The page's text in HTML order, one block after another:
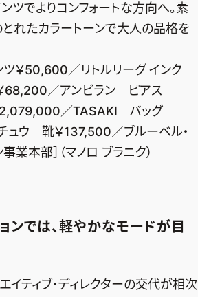
SHOPPING
ッション、ライフスタイル、
ツでよりコンフォートな方向へ。素
れたカラートーンで大人の品格を
ツ￥50,600／リトルリーグ インク
68,200／アンビラン ピアス
2,079,000／TASAKI バッグ
ュウ 靴￥137,500／ブルーベル・
業本部］（マノロ ブラニク）
ンでは、軽やかなモードが目
イティブ・ディレクターの交代が相次